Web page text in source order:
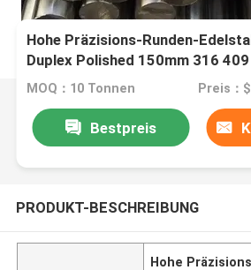
Hohe Präzisions-Runden-
Duplex Polished 150mm 316
MOQ：10 Tonnen
Bestpreis
PRODUKT-BESCHREIBUNG
Hohe